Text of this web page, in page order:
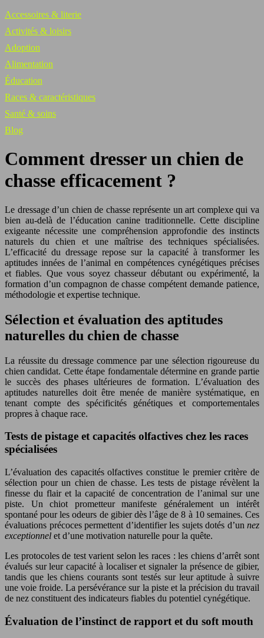
Accessoires & literie
Activités & loisirs
Adoption
Alimentation
Éducation
Races & caractéristiques
Santé & soins
Blog
Comment dresser un chien de
chasse efficacement ?
Le dressage d’un chien de chasse représente un art complexe qui va
bien au-delà de l’éducation canine traditionnelle. Cette discipline
exigeante nécessite une compréhension approfondie des instincts
naturels du chien et une maîtrise des techniques spécialisées.
L’efficacité du dressage repose sur la capacité à transformer les
aptitudes innées de l’animal en compétences cynégétiques précises
et fiables. Que vous soyez chasseur débutant ou expérimenté, la
formation d’un compagnon de chasse compétent demande patience,
méthodologie et expertise technique.
Sélection et évaluation des aptitudes
naturelles du chien de chasse
La réussite du dressage commence par une sélection rigoureuse du
chien candidat. Cette étape fondamentale détermine en grande partie
le succès des phases ultérieures de formation. L’évaluation des
aptitudes naturelles doit être menée de manière systématique, en
tenant compte des spécificités génétiques et comportementales
propres à chaque race.
Tests de pistage et capacités olfactives chez les races
spécialisées
L’évaluation des capacités olfactives constitue le premier critère de
sélection pour un chien de chasse. Les tests de pistage révèlent la
finesse du flair et la capacité de concentration de l’animal sur une
piste. Un chiot prometteur manifeste généralement un intérêt
spontané pour les odeurs de gibier dès l’âge de 8 à 10 semaines. Ces
évaluations précoces permettent d’identifier les sujets dotés d’un nez
exceptionnel et d’une motivation naturelle pour la quête.
Les protocoles de test varient selon les races : les chiens d’arrêt sont
évalués sur leur capacité à localiser et signaler la présence de gibier,
tandis que les chiens courants sont testés sur leur aptitude à suivre
une voie froide. La persévérance sur la piste et la précision du travail
de nez constituent des indicateurs fiables du potentiel cynégétique.
Évaluation de l’instinct de rapport et du soft mouth